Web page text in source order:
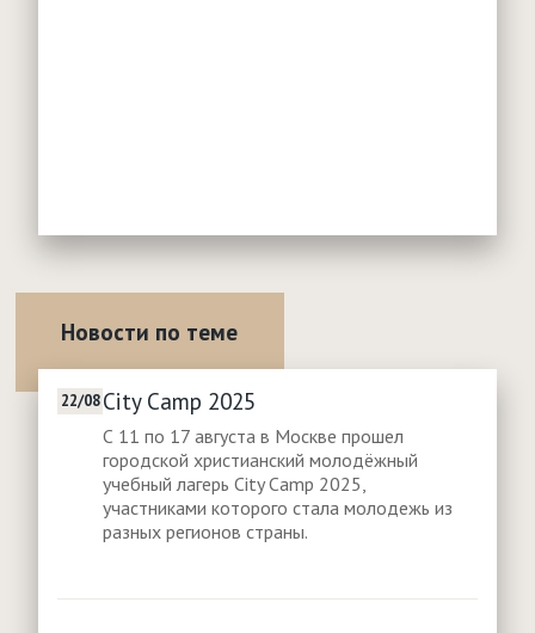
Новости по теме
22/08 City Camp 2025
С 11 по 17 августа в Москве прошел
городской христианский молодёжный
учебный лагерь City Camp 2025,
участниками которого стала молодежь из
разных регионов страны.